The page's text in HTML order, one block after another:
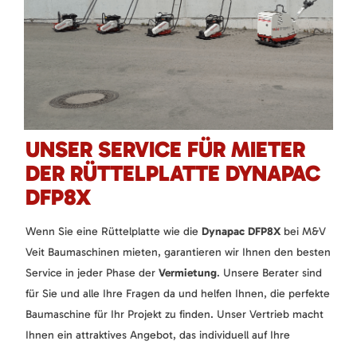
UNSER SERVICE FÜR MIETER
DER RÜTTELPLATTE DYNAPAC
DFP8X
Wenn Sie eine Rüttelplatte wie die Dynapac DFP8X bei M&V
Veit Baumaschinen mieten, garantieren wir Ihnen den besten
Service in jeder Phase der Vermietung. Unsere Berater sind
für Sie und alle Ihre Fragen da und helfen Ihnen, die perfekte
Baumaschine für Ihr Projekt zu finden. Unser Vertrieb macht
Ihnen ein attraktives Angebot, das individuell auf Ihre